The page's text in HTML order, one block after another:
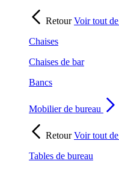
RetourVoir tout de
Chaises
Chaises de bar
Bancs
Mobilier de bureau
RetourVoir tout de
Tables de bureau